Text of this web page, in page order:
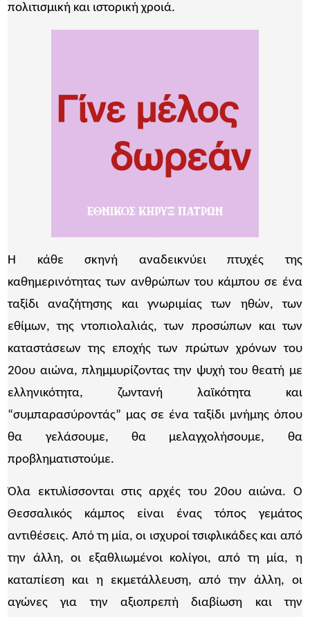
πολιτισμική και ιστορική χροιά.
Η κάθε σκηνή αναδεικνύει πτυχές της
καθημερινότητας των ανθρώπων του κάμπου σε ένα
ταξίδι αναζήτησης και γνωριμίας των ηθών, των
εθίμων, της ντοπιολαλιάς, των προσώπων και των
καταστάσεων της εποχής των πρώτων χρόνων του
20ου αιώνα, πλημμυρίζοντας την ψυχή του θεατή με
ελληνικότητα, ζωντανή λαϊκότητα και
“συμπαρασύροντάς” μας σε ένα ταξίδι μνήμης όπου
θα γελάσουμε, θα μελαγχολήσουμε, θα
προβληματιστούμε.
Όλα εκτυλίσσονται στις αρχές του 20ου αιώνα. Ο
Θεσσαλικός κάμπος είναι ένας τόπος γεμάτος
αντιθέσεις. Από τη μία, οι ισχυροί τσιφλικάδες και από
την άλλη, οι εξαθλιωμένοι κολίγοι, από τη μία, η
καταπίεση και η εκμετάλλευση, από την άλλη, οι
αγώνες για την αξιοπρεπή διαβίωση και την